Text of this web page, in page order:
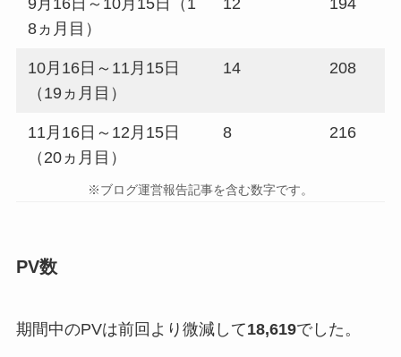
9月16日～10月15日（1
8ヵ月目）
12 194
10月16日～11月15日
（19ヵ月目）
14 208
11月16日～12月15日
（20ヵ月目）
8 216
※ブログ運営報告記事を含む数字です。
PV数
期間中のPVは前回より微減して18,619でした。